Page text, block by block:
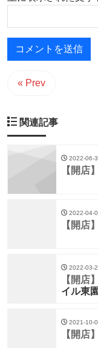
« Prev
関連記事
2022-06-
【開店】
2022-04-
【開店】
2022-03-
【開店】
イル東
2021-10-
【開店】